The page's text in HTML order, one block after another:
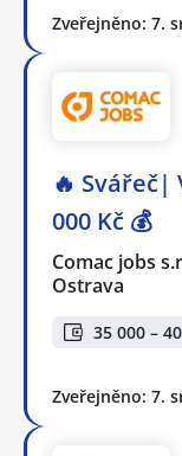
Zveřejněno: 7.
🔥
000 Kč 💰
Comac jobs
Ostrava
35 000 –
Zveřejněno: 7.